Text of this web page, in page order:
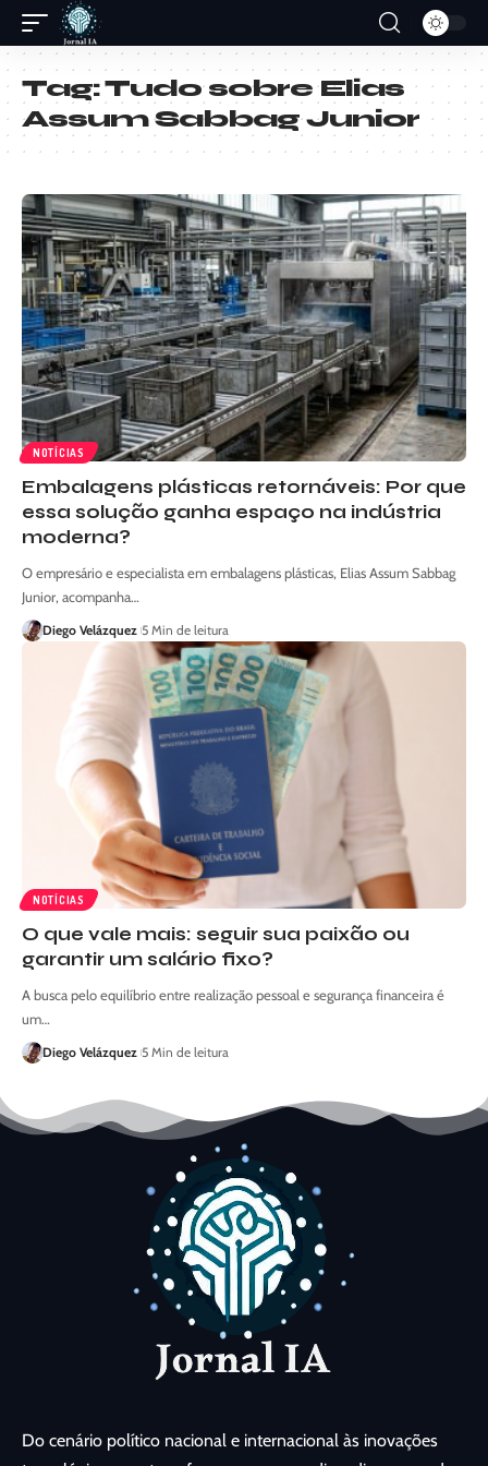
Tag:Tudo sobre Elias
Assum Sabbag Junior
NOTÍCIAS
Embalagens plásticas retornáveis: Por que
essa solução ganha espaço na indústria
moderna?
O empresário e especialista em embalagens plásticas, Elias Assum Sabbag
Junior, acompanha…
Diego Velázquez 5 Min de leitura
NOTÍCIAS
O que vale mais: seguir sua paixão ou
garantir um salário fixo?
A busca pelo equilíbrio entre realização pessoal e segurança financeira é
um…
Diego Velázquez 5 Min de leitura
Do cenário político nacional e internacional às inovações